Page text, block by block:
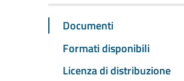
Documenti
Formati disponibili
Licenza di distribuzione